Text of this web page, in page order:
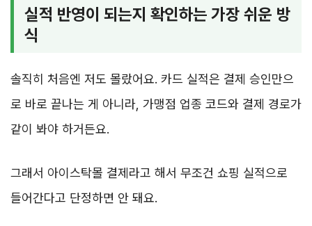
실적 반영이 되는지 확인하는 가장 쉬운 방
식
솔직히 처음엔 저도 몰랐어요. 카드 실적은 결제 승인만으
로 바로 끝나는 게 아니라, 가맹점 업종 코드와 결제 경로가
같이 봐야 하거든요.
그래서 아이스탁몰 결제라고 해서 무조건 쇼핑 실적으로
들어간다고 단정하면 안 돼요.